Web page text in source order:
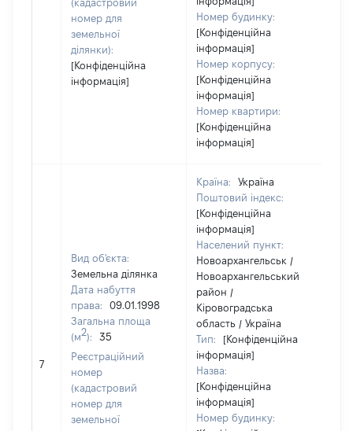
(кадастровий
номер для
земельної
ділянки):
[Конфіденційна
інформація]
Номер будинку:
[Конфіденційна
інформація]
Номер корпусу:
[Конфіденційна
інформація]
Номер квартири:
[Конфіденційна
інформація]
7
Вид об'єкта:
Земельна ділянка
Дата набуття
права:
09.01.1998
Загальна площа
(м2):
35
Реєстраційний
номер
(кадастровий
номер для
земельної
Країна:
Україна
Поштовий індекс:
[Конфіденційна
інформація]
Населений пункт:
Новоархангельськ /
Новоархангельський
район /
Кіровоградська
область / Україна
Тип:
[Конфіденційна
інформація]
Назва:
[Конфіденційна
інформація]
Номер будинку: